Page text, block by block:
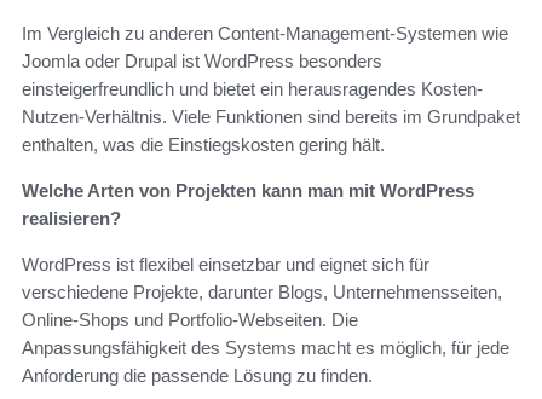
Im Vergleich zu anderen Content-Management-Systemen wie
Joomla oder Drupal ist WordPress besonders
einsteigerfreundlich und bietet ein herausragendes Kosten-
Nutzen-Verhältnis. Viele Funktionen sind bereits im Grundpaket
enthalten, was die Einstiegskosten gering hält.
Welche Arten von Projekten kann man mit WordPress
realisieren?
WordPress ist flexibel einsetzbar und eignet sich für
verschiedene Projekte, darunter Blogs, Unternehmensseiten,
Online-Shops und Portfolio-Webseiten. Die
Anpassungsfähigkeit des Systems macht es möglich, für jede
Anforderung die passende Lösung zu finden.